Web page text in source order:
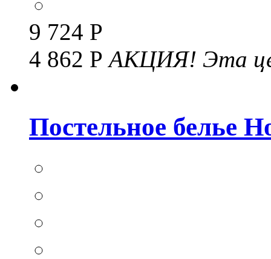
9 724 Р
4 862 РАКЦИЯ! Эта
Постельное белье